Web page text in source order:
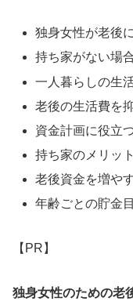
独身女性が老後
持ち家がない場
一人暮らしの生
老後の生活費を
資金計画に役立
持ち家のメリッ
老後資金を増や
年齢ごとの貯金
【PR】
独身女性のための老